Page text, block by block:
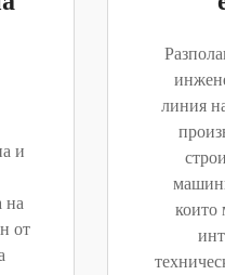
и
на
от
линия
които